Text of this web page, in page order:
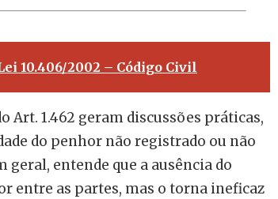
10.406/2002 – Código Civil
Art. 1.462 geram discussões práticas,
do penhor não registrado ou não
entende que a ausência do
entre as partes, mas o torna ineficaz